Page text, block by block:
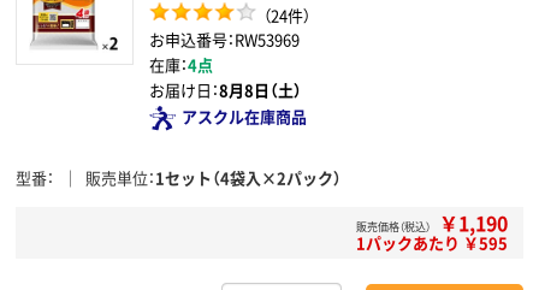
（24件）
お申込番号：RW53969
在庫：4点
お届け日：8月8日（土）
アスクル在庫商品
型番 販売単位 1セット（4袋入×2パック）
販売価格（税込） ￥1,190
1パックあたり ￥595